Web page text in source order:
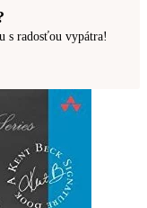
s radosťou vypátra!